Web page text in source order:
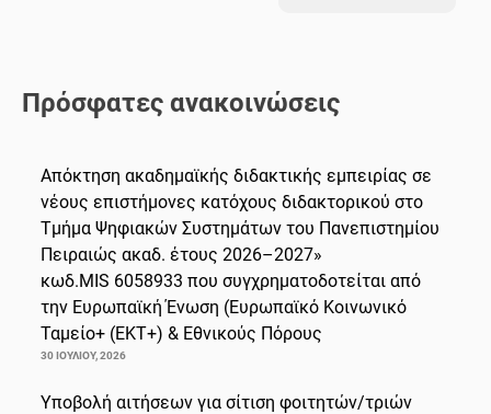
Πρόσφατες ανακοινώσεις
Απόκτηση ακαδημαϊκής διδακτικής εμπειρίας σε
νέους επιστήμονες κατόχους διδακτορικού στο
Τμήμα Ψηφιακών Συστημάτων του Πανεπιστημίου
Πειραιώς ακαδ. έτους 2026–2027»
κωδ.MIS 6058933 που συγχρηματοδοτείται από
την Ευρωπαϊκή Ένωση (Ευρωπαϊκό Κοινωνικό
Ταμείο+ (ΕΚΤ+) & Εθνικούς Πόρους
30 ΙΟΥΛΊΟΥ, 2026
Υποβολή αιτήσεων για σίτιση φοιτητών/τριών